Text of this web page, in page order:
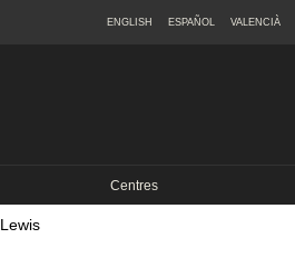
ENGLISH ESPAÑOL VALENCIÀ
Centres